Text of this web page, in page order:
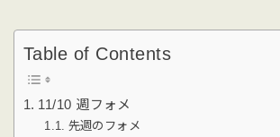
Table of Contents
11/10 週フォメ
先週のフォメ